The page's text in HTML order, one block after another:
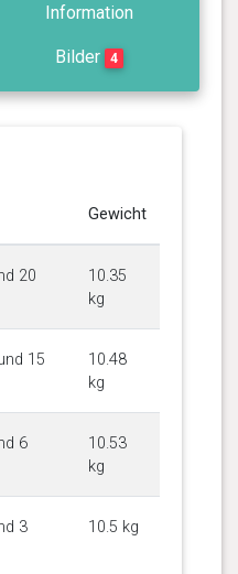
Information
Bilder 4
Gewicht
20
10.35
kg
15
10.48
kg
6
10.53
kg
3
10.5 kg